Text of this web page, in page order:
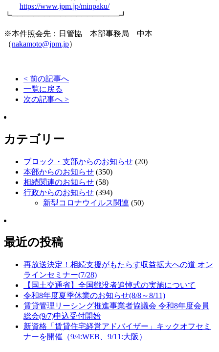
https://www.jpm.jp/minpaku/
┗────────────────────┛
※本件照会先：日管協 本部事務局 中本
（nakamoto@jpm.jp）
< 前の記事へ
一覧に戻る
次の記事へ >
カテゴリー
ブロック・支部からのお知らせ (20)
本部からのお知らせ (350)
相続関連のお知らせ (58)
行政からのお知らせ (394)
新型コロナウイルス関連 (50)
最近の投稿
再放送決定！相続支援がもたらす収益拡大への道 オン
ラインセミナー(7/28)
【国土交通省】全国戦没者追悼式の実施について
令和8年度夏季休業のお知らせ(8/8～8/11)
賃貸管理リーシング推進事業者協議会 令和8年度会員
総会(9/7)申込受付開始
新資格「賃貸住宅経営アドバイザー」キックオフセミ
ナーを開催（9/4:WEB、9/11:大阪）